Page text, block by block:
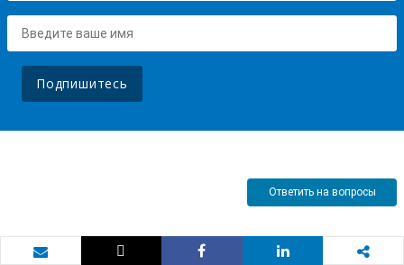
Подпишитесь
Ответить на вопросы